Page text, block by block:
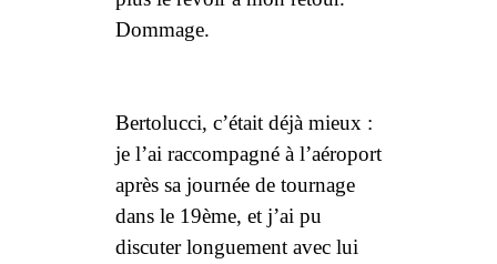
Dommage.
Bertolucci, c’était déjà mieux :
je l’ai raccompagné à l’aéroport
après sa journée de tournage
dans le 19ème, et j’ai pu
discuter longuement avec lui